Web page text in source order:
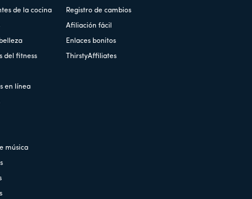
de la cocina
del fitness
en línea
música
Registro de cambios
Afiliación fácil
Enlaces bonitos
ThirstyAffiliates